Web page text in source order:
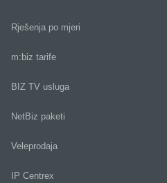
Rješenja po mjeri
m:biz tarife
BIZ TV usluga
NetBiz paketi
Veleprodaja
IP Centrex